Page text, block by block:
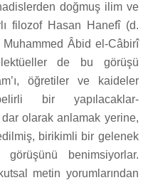
doğmuş ilim ve
filozof Hasan Hanefî (d.
Muhammed Âbid el-Câbirî
de bu görüşü
öğretiler ve kaideler
bir yapılacaklar-
olarak anlamak yerine,
birikimli bir gelenek
benimsiyorlar.
metin yorumlarından